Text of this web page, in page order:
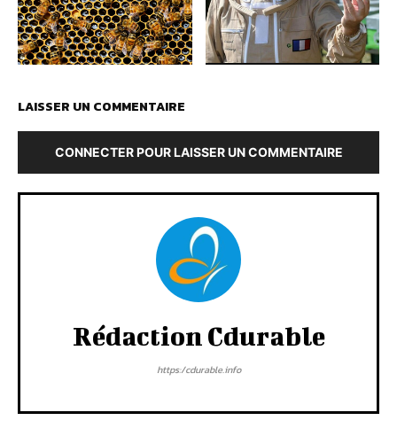
LAISSER UN COMMENTAIRE
CONNECTER POUR LAISSER UN COMMENTAIRE
Rédaction Cdurable
https:/cdurable.info